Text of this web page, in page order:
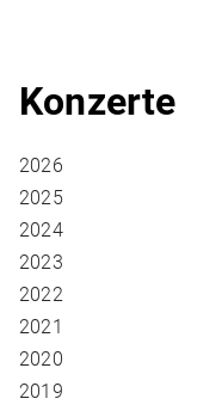
Konzerte
2026
2025
2024
2023
2022
2021
2020
2019